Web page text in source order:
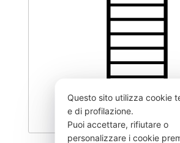
Questo sito utilizza cookie
e di profilazione.
Puoi accettare, rifiutare o
personalizzare i cookie